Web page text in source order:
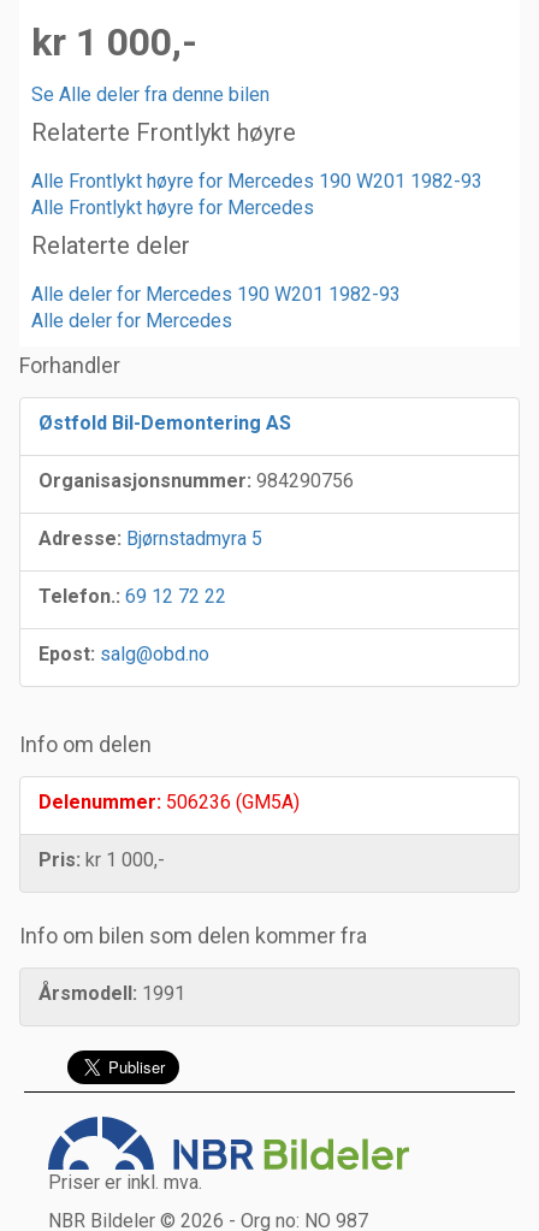
kr 1 000,-
Se Alle deler fra denne bilen
Relaterte Frontlykt høyre
Alle Frontlykt høyre for Mercedes 190 W201 1982-93
Alle Frontlykt høyre for Mercedes
Relaterte deler
Alle deler for Mercedes 190 W201 1982-93
Alle deler for Mercedes
Forhandler
Østfold Bil-Demontering AS
Organisasjonsnummer: 984290756
Adresse: Bjørnstadmyra 5
Telefon.: 69 12 72 22
Epost: salg@obd.no
Info om delen
Delenummer: 506236 (GM5A)
Pris: kr 1 000,-
Info om bilen som delen kommer fra
Årsmodell: 1991
Priser er inkl. mva.
NBR Bildeler © 2026 - Org no: NO 987